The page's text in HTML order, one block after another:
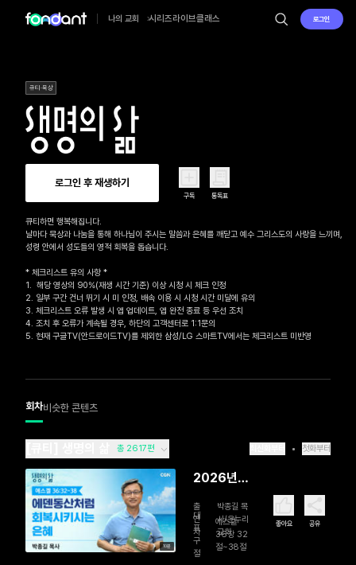
나의 교회 시리즈라이브클래스 로그인
큐티·묵상
로그인 후 재생하기
구독 통독표
큐티하면 행복해집니다.
날마다 묵상과 나눔을 통해 하나님이 주시는 말씀과 은혜를 깨닫고 예수 그리스도의 사랑을 느끼며,
성령 안에서 성도들의 영적 회복을 돕습니다.
* 체크리스트 유의 사항 *
1.  해당 영상의 90%(재생 시간 기준) 이상 시청 시 체크 인정
2. 일부 구간 건너 뛰기 시 미 인정, 배속 이용 시 시청 시간 미달에 유의
3. 체크리스트 오류 발생 시 앱 업데이트, 앱 완전 종료 등 우선 조치
4. 조치 후 오류가 계속될 경우, 하단의 고객센터로 1:1문의
5. 현재 구글TV(안드로이드TV)를 제외한 삼성/LG 스마트TV에서는 체크리스트 미반영
회차비슷한 콘텐츠
총 2617편 첫화부터
10분
2026년
일 에덴동
산처럼 회
복시키시는
출
연
자
박종길 목
사/온누리
교회
대
표
구
절
에스겔
36장 32
절~38절
좋아요 공유